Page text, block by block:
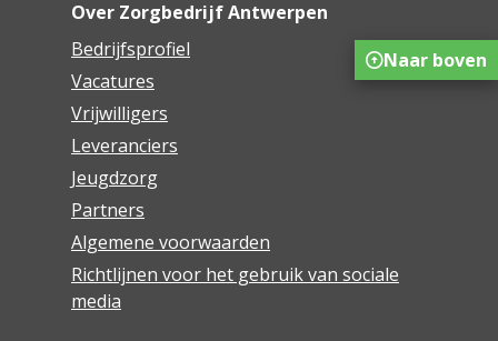
Over Zorgbedrijf Antwerpen
Bedrijfsprofiel
Vacatures
Vrijwilligers
Leveranciers
Jeugdzorg
Partners
Algemene voorwaarden
Richtlijnen voor het gebruik van sociale
media
Naar boven